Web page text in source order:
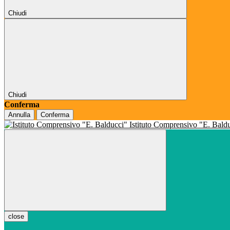
Chiudi
Chiudi
Conferma
Annulla Conferma
Istituto Comprensivo "E.
close